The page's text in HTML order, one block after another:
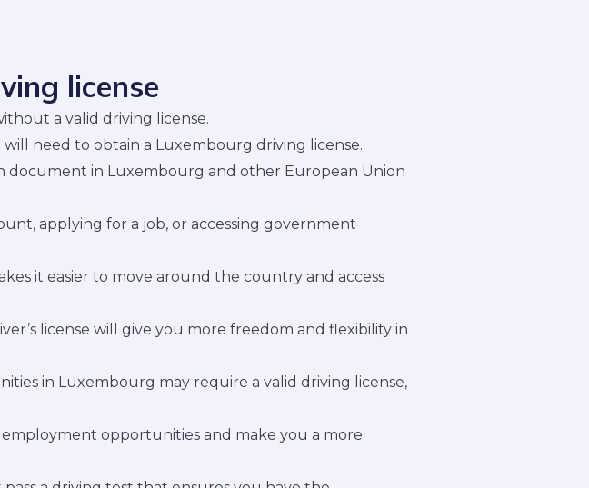
license
a valid driving license.
need to obtain a Luxembourg driving license.
document in Luxembourg and other European Union
applying for a job, or accessing government
it easier to move around the country and access
license will give you more freedom and flexibility in
in Luxembourg may require a valid driving license,
opportunities and make you a more